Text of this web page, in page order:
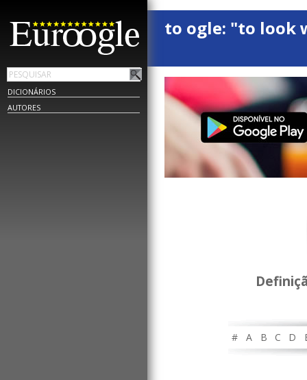
DICIONÁRIOS
AUTORES
to ogle: "to look
# A B C D